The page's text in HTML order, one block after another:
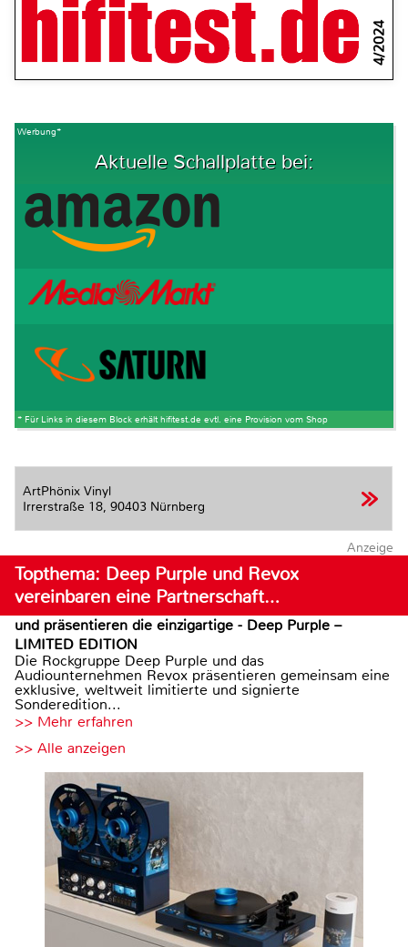
4/2024
Werbung*
Aktuelle Schallplatte bei:
* Für Links in diesem Block erhält hifitest.de evtl. eine Provision vom Shop
ArtPhönix Vinyl
Irrerstraße 18, 90403 Nürnberg
Anzeige
Topthema: Deep Purple und Revox
vereinbaren eine Partnerschaft…
und präsentieren die einzigartige - Deep Purple –
LIMITED EDITION
Die Rockgruppe Deep Purple und das
Audiounternehmen Revox präsentieren gemeinsam eine
exklusive, weltweit limitierte und signierte
Sonderedition...
>> Mehr erfahren
>> Alle anzeigen